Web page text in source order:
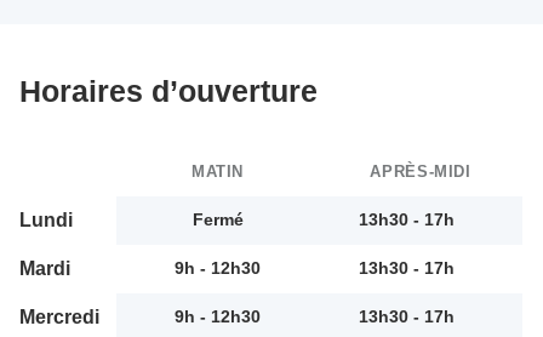
Horaires d’ouverture
MATIN APRÈS-MIDI
Lundi Fermé 13h30 - 17h
Mardi 9h - 12h30 13h30 - 17h
Mercredi 9h - 12h30 13h30 - 17h